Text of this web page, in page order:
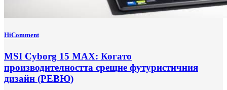
HiComment
MSI Cyborg 15 MAX: Когато
производителността срещне футуристичния
дизайн (РЕВЮ)